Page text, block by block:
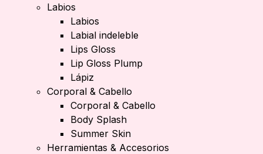
Labios
Labios
Labial indeleble
Lips Gloss
Lip Gloss Plump
Lápiz
Corporal & Cabello
Corporal & Cabello
Body Splash
Summer Skin
Herramientas & Accesorios